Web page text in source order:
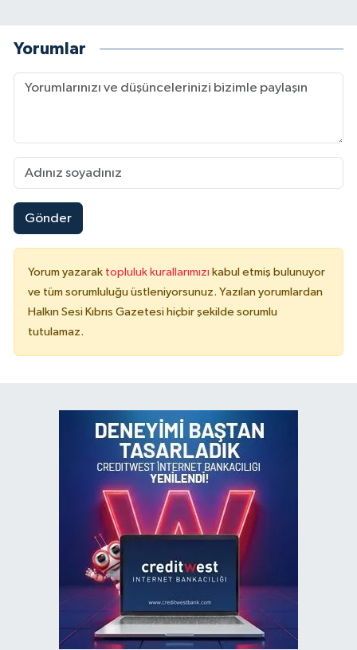
Yorumlar
Gönder
Yorum yazarak topluluk kurallarımızı kabul etmiş bulunuyor
ve tüm sorumluluğu üstleniyorsunuz. Yazılan yorumlardan
Halkın Sesi Kıbrıs Gazetesi hiçbir şekilde sorumlu
tutulamaz.